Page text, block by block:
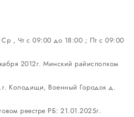
, Чт c 09:00 до 18:00 ; Пт c 09:00
2012г. Минский райисполком
Колодищи, Военный Городок д.
реестре РБ: 21.01.2025г.